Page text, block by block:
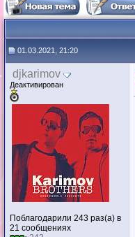
01.03.2021, 21:20
djkarimov
Деактивирован
Поблагодарили 243 раз(а) в
21 сообщениях